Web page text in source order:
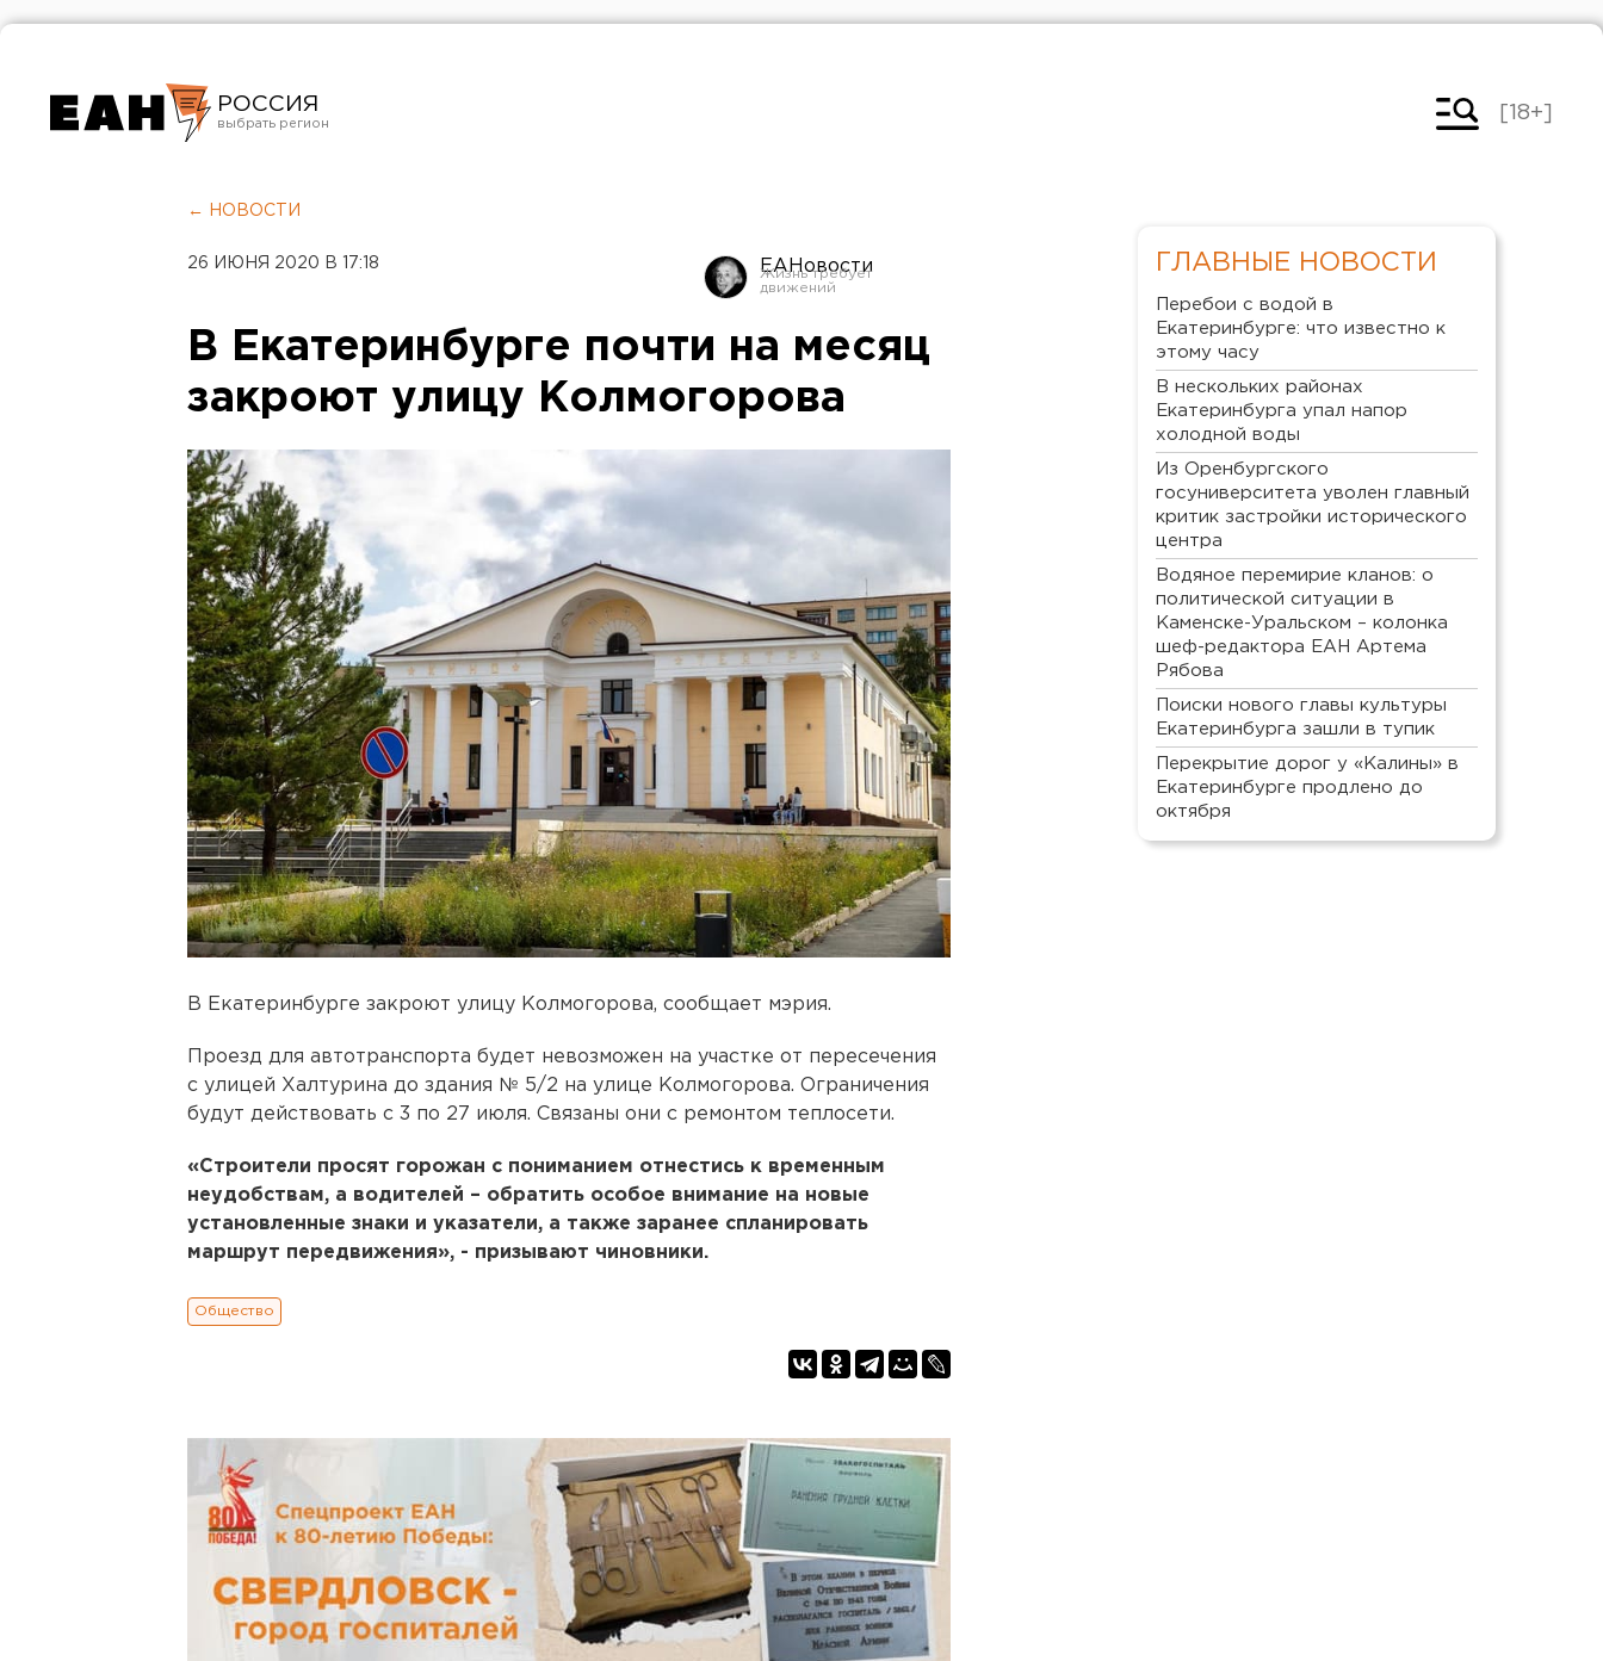
РОССИЯ
Челябинск
[18+]
← НОВОСТИ
26 ИЮНЯ 2020 В 17:18 ЕАНовости
В Екатеринбурге почти на месяц
закроют улицу Колмогорова
В Екатеринбурге закроют улицу Колмогорова, сообщает мэрия.
Проезд для автотранспорта будет невозможен на участке от пересечения
с улицей Халтурина до здания № 5/2 на улице Колмогорова. Ограничения
будут действовать с 3 по 27 июля. Связаны они с ремонтом теплосети.
«Строители просят горожан с пониманием отнестись к временным
неудобствам, а водителей – обратить особое внимание на новые
установленные знаки и указатели, а также заранее спланировать
маршрут передвижения», - призывают чиновники.
Общество
ГЛАВНЫЕ НОВОСТИ
Перебои с водой в
Екатеринбурге: что известно к
этому часу
В нескольких районах
Екатеринбурга упал напор
холодной воды
Из Оренбургского
госуниверситета уволен главный
критик застройки исторического
центра
Водяное перемирие кланов: о
политической ситуации в
Каменске-Уральском – колонка
шеф-редактора ЕАН Артема
Рябова
Поиски нового главы культуры
Екатеринбурга зашли в тупик
Перекрытие дорог у «Калины» в
Екатеринбурге продлено до
октября